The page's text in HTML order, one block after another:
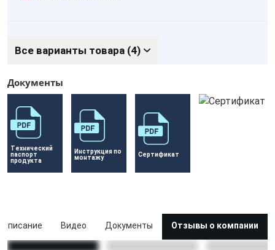
Все варианты товара (4)
Документы
Технический
паспорт
продукта
Инструкция по
монтажу
Сертификат
Описание Видео Документы Отзывы о компании